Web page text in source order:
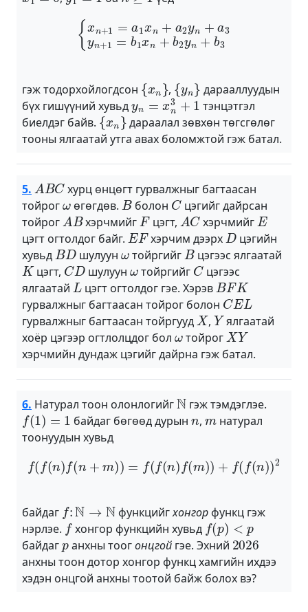
x n x
гэж тодорхойлогдсон
{x }
,
{y }
дарааллуудын
бүх гишүүний хувьд
y n=xn3+1
тэнцэтгэл
биелдэг байв.
{xn}
дараалал зөвхөн төгсгөлөг
тооны ялгаатай утга авах боломжтой гэж батал.
5.
A BC
хурц өнцөгт гурвалжныг багтаасан
тойрог
ω
өгөгдөв.
B
болон
C
цэгийг дайрсан
тойрог
AB
хэрчмийг
F
цэгт,
AC
хэрчмийг
E
цэгт огтолдог байг.
EF
хэрчим дээрх
D
цэгийн
хувьд
BD
шулуун
ω
тойргийг
B
цэгээс ялгаатай
K
цэгт,
CD
шулуун
ω
тойргийг
C
цэгээс
ялгаатай
L
цэгт огтолдог гэе. Хэрэв
BFK
гурвалжныг багтаасан тойрог болон
CEL
гурвалжныг багтаасан тойргууд
X
,
Y
ялгаатай
хоёр цэгээр огтлолцдог бол
ω
тойрог
XY
хэрчмийн дундаж цэгийг дайрна гэж батал.
6. Натурал тоон олонлогийг
N
гэж тэмдэглэе.
f(1)=1
байдаг бөгөөд дурын
n
,
m
натурал
тоонуудын хувьд
f( f(n ( m (f(n ( m +f ( ))2
байдаг
: N→
функцийгхонгорфункц гэж
нэрлэе.
f
хонгор функцийн хувьд
f(p)<p
байдаг
p
анхны тоогонцгойгэе. Эхний
2026
анхны тоон дотор хонгор функц хамгийн ихдээ
хэдэн онцгой анхны тоотой байж болох вэ?